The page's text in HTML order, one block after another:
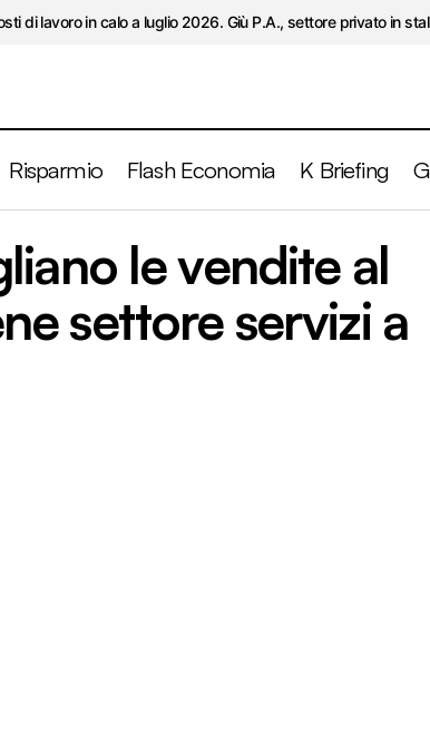
di lavoro in calo a luglio 2026. Giù P.A., settore privato in
Risparmio Flash Economia K Briefing
le vendite al
settore servizi a